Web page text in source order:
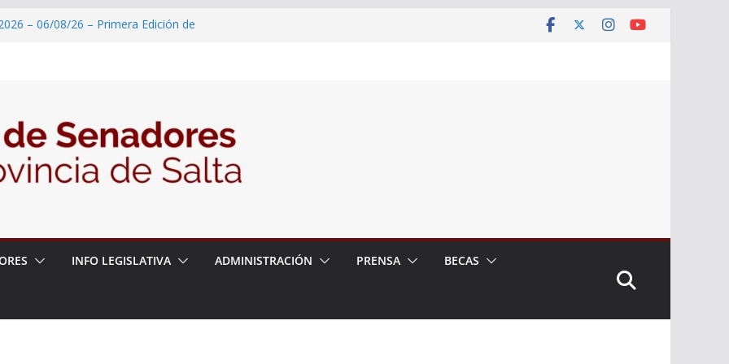
– 06/08/26 – Primera Edición de
– 06/08/26 – Créase el Ente Salteño
Vegetal
6 de agosto
INFO LEGISLATIVA ADMINISTRACIÓN PRENSA BECAS